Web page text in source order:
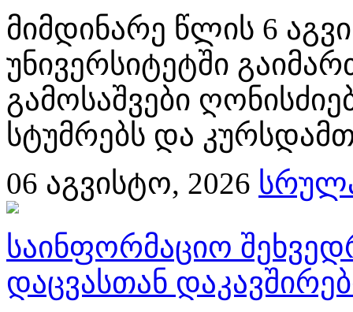
მიმდინარე წლის 6
უნივერსიტეტში
გამოსაშვები
სტუმრებს და
06 აგვისტო, 2026
საინფორმაციო
დაცვასთან